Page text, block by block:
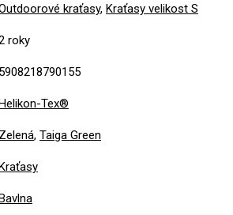
kraťasy, Kraťasy velikost S
roky
5908218790155
Tex®
Zelená, Taiga Green